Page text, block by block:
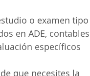
o examen tipo
en ADE, contables
específicos
que necesites la